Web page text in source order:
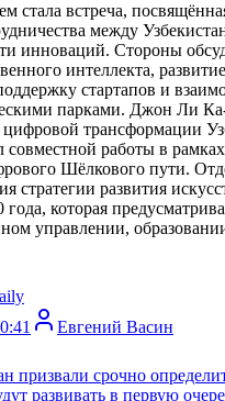
стала встреча,
между
инноваций. Стороны
интеллекта,
стартапов и
парками. Джон Ли
цифровой трансформации
совместной работы в рамках
Шёлкового пути.
стратегии развития
года, которая
управлении,
Евгений Васин
призвали срочно
развивать в первую